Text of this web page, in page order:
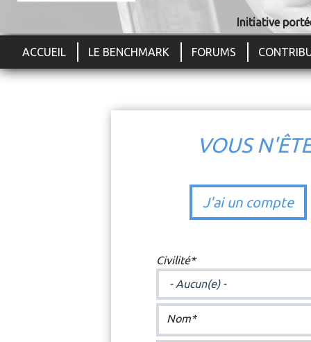
Initiative
ACCUEIL LE BENCHMARK FORUMS
VOUS
J'ai un compte
Civilité*
Nom*